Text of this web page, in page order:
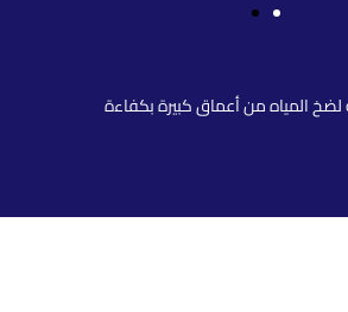
المياه من أعماق كبيرة بكفاءة